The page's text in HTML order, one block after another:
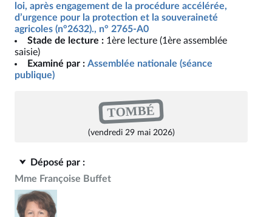
loi, après engagement de la procédure accélérée,
d’urgence pour la protection et la souveraineté
agricoles (n°2632)., n° 2765-A0
Stade de lecture : 1ère lecture (1ère assemblée
saisie)
Examiné par : Assemblée nationale (séance
publique)
TOMBÉ
(vendredi 29 mai 2026)
Déposé par :
Mme Françoise Buffet